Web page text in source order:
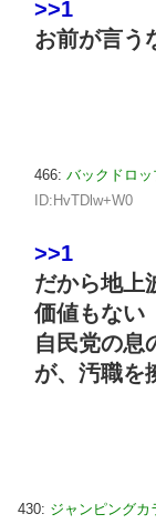
>>1
お前が言う
466: バックドロ
ID:HvTDlw+W0
>>1
だから地上
価値もない
自民党の息
が、汚職を
430: ジャンピングカ